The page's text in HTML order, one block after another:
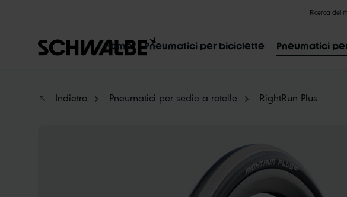
Ricerca del
Home Pneumatici per biciclette Pneumatici
RADIAL CLIK VALVE
Indietro Pneumatici per sedie a rotelle RightRun Plus